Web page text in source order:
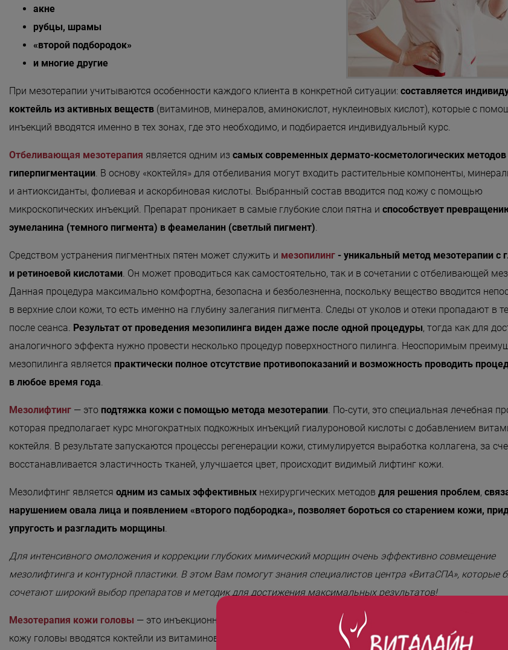
акне
рубцы, шрамы
«второй подбородок»
и многие другие
При мезотерапии учитываются особенности каждого клиента в конкретной ситуации: составляется
коктейль из активных веществ (витаминов, минералов, аминокислот, нуклеиновых кислот), которые с
инъекций вводятся именно в тех зонах, где это необходимо, и подбирается индивидуальный курс.
Отбеливающая мезотерапия является одним из самых современных дермато-косметологических методов
гиперпигментации. В основу «коктейля» для отбеливания могут входить растительные компоненты,
и антиоксиданты, фолиевая и аскорбиновая кислоты. Выбранный состав вводится под кожу с помощью
микроскопических инъекций. Препарат проникает в самые глубокие слои пятна и способствует
эумеланина (темного пигмента) в феамеланин (светлый пигмент).
Средством устранения пигментных пятен может служить и мезопилинг - уникальный метод мезотерапии с
и ретиноевой кислотами. Он может проводиться как самостоятельно, так и в сочетании с отбеливающей
Данная процедура максимально комфортна, безопасна и безболезненна, поскольку вещество вводится
в верхние слои кожи, то есть именно на глубину залегания пигмента. Следы от уколов и отеки пропадают в
после сеанса. Результат от проведения мезопилинга виден даже после одной процедуры, тогда как для
аналогичного эффекта нужно провести несколько процедур поверхностного пилинга. Неоспоримым
мезопилинга является практически полное отсутствие противопоказаний и возможность проводить
в любое время года.
Мезолифтинг — это подтяжка кожи с помощью метода мезотерапии. По-сути, это специальная лечебная
которая предполагает курс многократных подкожных инъекций гиалуроновой кислоты с добавлением
коктейля. В результате запускаются процессы регенерации кожи, стимулируется выработка коллагена, за
восстанавливается эластичность тканей, улучшается цвет, происходит видимый лифтинг кожи.
Мезолифтинг является одним из самых эффективных нехирургических методов для решения проблем,
нарушением овала лица и появлением «второго подбородка», позволяет бороться со старением кожи,
упругость и разгладить морщины.
Для интенсивного омоложения и коррекции глубоких мимический морщин очень эффективно совмещение
мезолифтинга и контурной пластики. В этом Вам помогут знания специалистов центра «ВитаСПА», которые
сочетают широкий выбор препаратов и методик для достижения максимальных результатов!
Мезотерапия кожи головы — это инъекционная процедура, направленная на восстановление и укрепление
кожу головы вводятся коктейли из витаминов, аминокислот и микроэлементов, которые улучшают
«Detoxygene»
«Beauty-ассорти»
«Гармония»
«Mirific»
«Мануальная терапия»
«Остеопатия»
«Гранатовая
Безмятежность»
«Роман с камнем»
«Мудрость Тибета»
«Шоколадный Релакс»
«SPA-отпуск в Тибете»
«Кедровый рай»
«Сибирское здоровье»